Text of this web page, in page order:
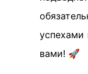
успехами
вами! 🚀